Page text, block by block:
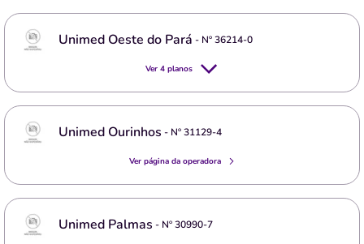
Unimed Oeste do Pará - Nº36214-0
Ver 4 planos
Unimed Ourinhos - Nº31129-4
Ver página da operadora
Unimed Palmas - Nº30990-7